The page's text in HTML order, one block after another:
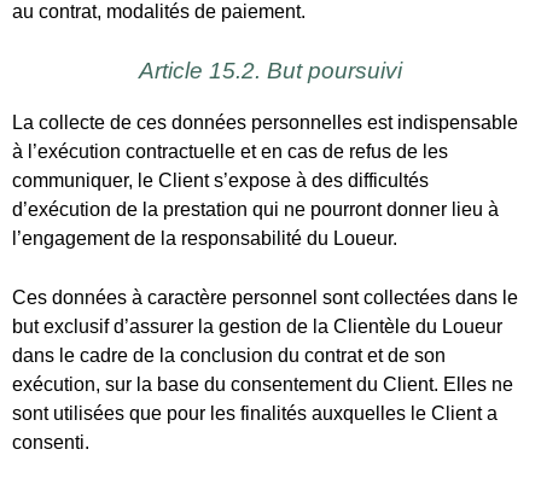
Ces données à caractère personnel sont collectées dans le
dans le cadre de la conclusion du contrat et de son
sont utilisées que pour les finalités auxquelles le Client a
consenti.
Plus précisément, les finalités sont les suivantes :
les prestations
– Formalisation de la relation contractuelle
– Réalisation des prestations réservées auprès de Le
Loueur